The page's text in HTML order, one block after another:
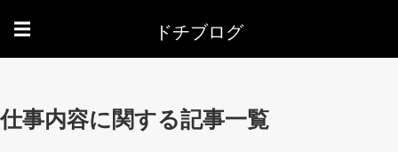
☰ ドチブログ
仕事内容に関する記事一覧